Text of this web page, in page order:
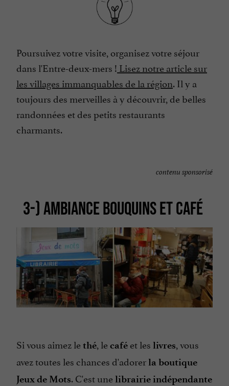
Poursuivez votre visite, organisez votre séjour
dans l'Entre-deux-mers ! Lisez notre article sur
les villages immanquables de la région. Il y a
toujours des merveilles à y découvrir, de belles
randonnées et des petits restaurants
charmants.
contenu sponsorisé
3-) AMBIANCE BOUQUINS ET CAFÉ
Si vous aimez lethé , lecafé et les livres , vous
avez toutes les chances d'adorerla boutique
Jeux de Mots. C'est unelibrairie indépendante